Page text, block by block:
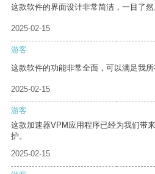
这款软件的界面设计非常简洁，一目了然
2025-02-15
游客
这款软件的功能非常全面，可以满足我所
2025-02-15
游客
这款加速器VPM应用程序已经为我们带
护。
2025-02-15